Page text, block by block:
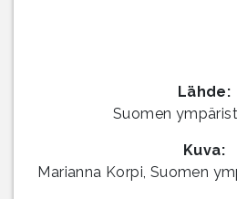
Lähde:
Suomen
Kuva:
Marianna Korpi, Suomen